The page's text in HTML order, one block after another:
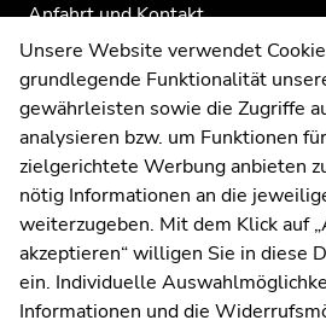
Anfahrt und Kontakt
Kommunikation und
Moodle
UNIGRAZonline
Impressum
Datenschutzerklärung
Cookie-Einstellungen
Barrierefreiheitserklärung
Unsere Website verwendet
grundlegende Funktionalität
gewährleisten sowie die Zugriffe
analysieren bzw. um Funktionen
zielgerichtete Werbung anbieten
nötig Informationen an die
weiterzugeben. Mit dem Klick auf
akzeptieren“ willigen Sie in diese
ein. Individuelle
Informationen und die